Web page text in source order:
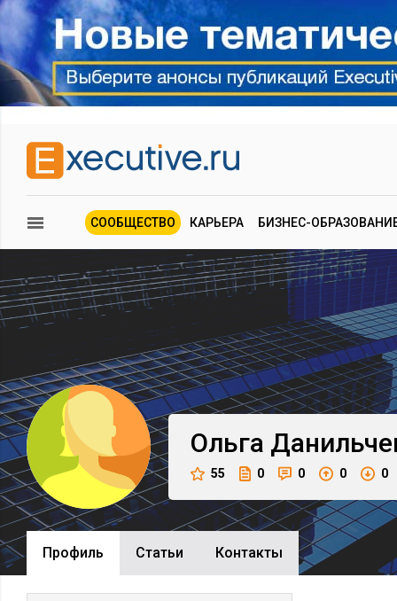
СООБЩЕСТВО КАРЬЕРА БИЗНЕС-
Ольга
55 0 0 0 0
Профиль Cтатьи Контакты